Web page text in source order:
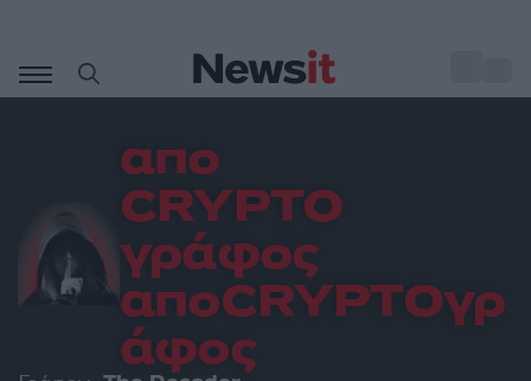
περιεχόμενο
απο
CRYPTO
γράφος
αποCRYPTOγρ
άφος